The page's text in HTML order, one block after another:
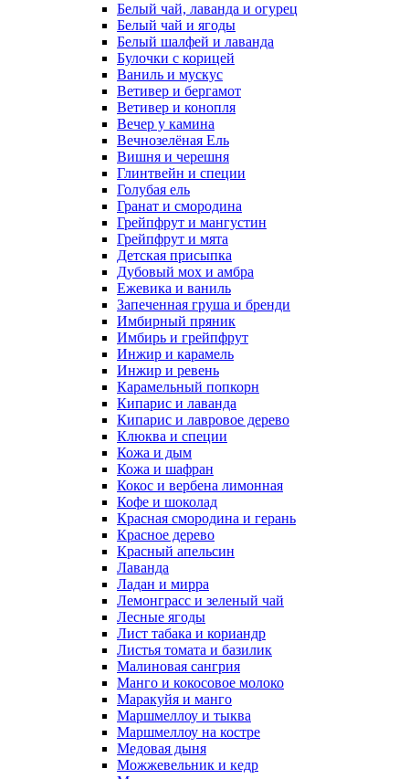
Белый чай, лаванда и огурец
Белый чай и ягоды
Белый шалфей и лаванда
Булочки с корицей
Ваниль и мускус
Ветивер и бергамот
Ветивер и конопля
Вечер у камина
Вечнозелёная Ель
Вишня и черешня
Глинтвейн и специи
Голубая ель
Гранат и смородина
Грейпфрут и мангустин
Грейпфрут и мята
Детская присыпка
Дубовый мох и амбра
Ежевика и ваниль
Запеченная груша и бренди
Имбирный пряник
Имбирь и грейпфрут
Инжир и карамель
Инжир и ревень
Карамельный попкорн
Кипарис и лаванда
Кипарис и лавровое дерево
Клюква и специи
Кожа и дым
Кожа и шафран
Кокос и вербена лимонная
Кофе и шоколад
Красная смородина и герань
Красное дерево
Красный апельсин
Лаванда
Ладан и мирра
Лемонграсс и зеленый чай
Лесные ягоды
Лист табака и кориандр
Листья томата и базилик
Малиновая сангрия
Манго и кокосовое молоко
Маракуйя и манго
Маршмеллоу и тыква
Маршмеллоу на костре
Медовая дыня
Можжевельник и кедр